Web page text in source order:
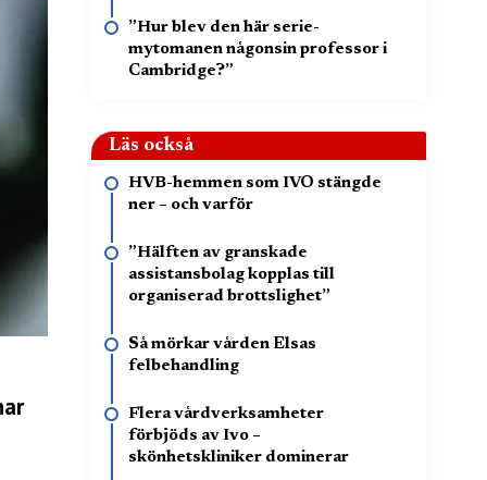
”Hur blev den här serie-
mytomanen någonsin professor i
Cambridge?”
Läs också
HVB-hemmen som IVO stängde
ner – och varför
”Hälften av granskade
assistansbolag kopplas till
organiserad brottslighet”
Så mörkar vården Elsas
felbehandling
Flera vårdverksamheter
förbjöds av Ivo –
skönhetskliniker dominerar